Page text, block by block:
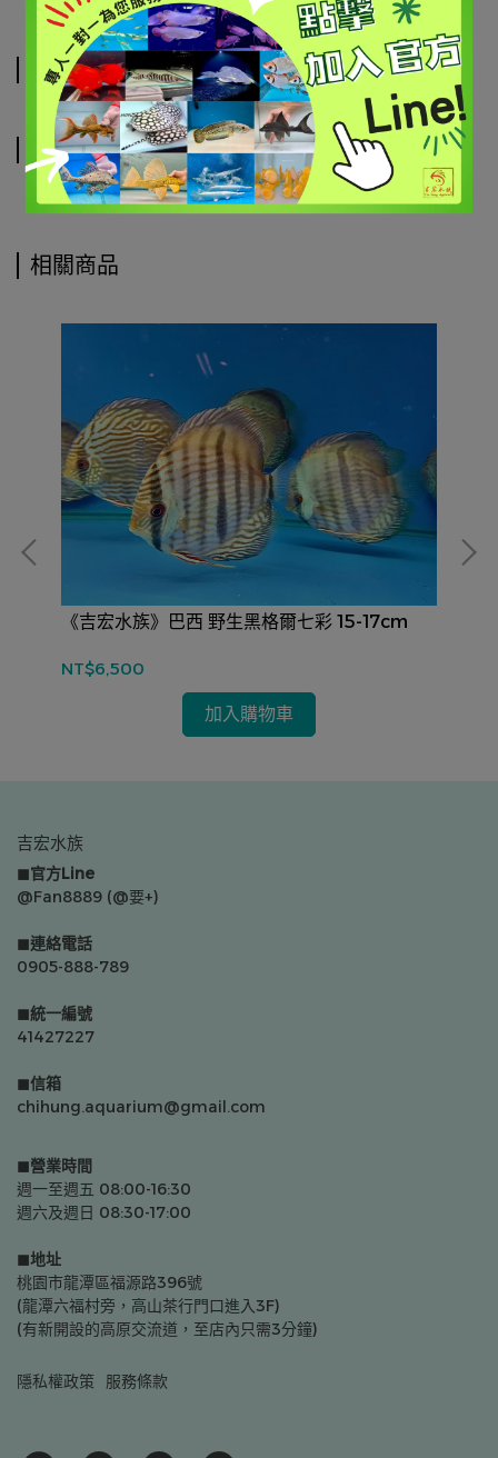
規格說明
運送方式
相關商品
《吉宏水族》巴西 野生黑格爾七彩 15-17cm
NT$6,500
加入購物車
吉宏水族
◼官方Line
@Fan8889 (@要+)
◼連絡電話
0905-888-789
◼統一編號
41427227
◼信箱
chihung.aquarium@gmail.com
◼營業時間
週一至週五 08:00-16:30
週六及週日 08:30-17:00
◼地址
桃園市龍潭區福源路396號
(龍潭六福村旁，高山茶行門口進入3F)
(有新開設的高原交流道，至店內只需3分鐘)
隱私權政策 服務條款